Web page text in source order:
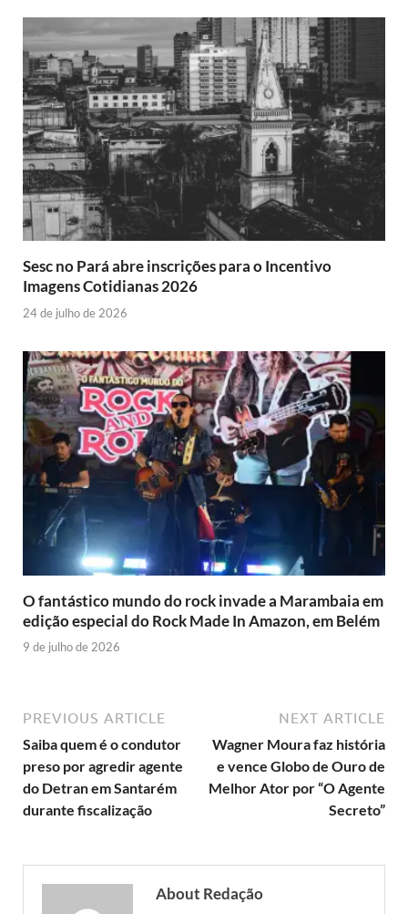
Sesc no Pará abre inscrições para o Incentivo
Imagens Cotidianas 2026
24 de julho de 2026
O fantástico mundo do rock invade a Marambaia em
edição especial do Rock Made In Amazon, em Belém
9 de julho de 2026
PREVIOUS ARTICLE
Saiba quem é o condutor
preso por agredir agente
do Detran em Santarém
durante fiscalização
NEXT ARTICLE
Wagner Moura faz história
e vence Globo de Ouro de
Melhor Ator por “O Agente
Secreto”
About Redação